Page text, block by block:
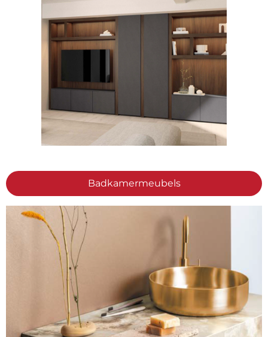
Badkamermeubels